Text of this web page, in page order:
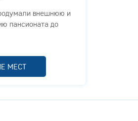
внешнюю и
пансионата до
гость чувствует
персонала,
МЕСТ